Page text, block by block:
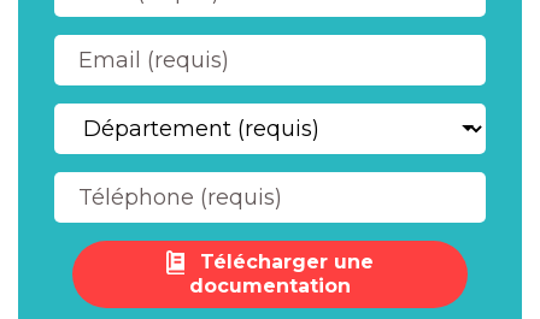
documentation